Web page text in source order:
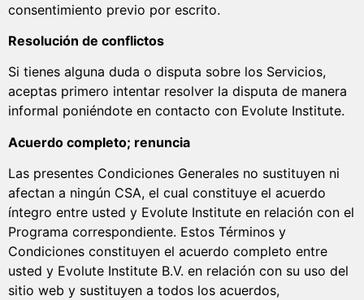
consentimiento previo por escrito.
Resolución de conflictos
Si tienes alguna duda o disputa sobre los Servicios,
aceptas primero intentar resolver la disputa de manera
informal poniéndote en contacto con Evolute Institute.
Acuerdo completo; renuncia
Las presentes Condiciones Generales no sustituyen ni
afectan a ningún CSA, el cual constituye el acuerdo
íntegro entre usted y Evolute Institute en relación con el
Programa correspondiente. Estos Términos y
Condiciones constituyen el acuerdo completo entre
usted y Evolute Institute B.V. en relación con su uso del
sitio web y sustituyen a todos los acuerdos,